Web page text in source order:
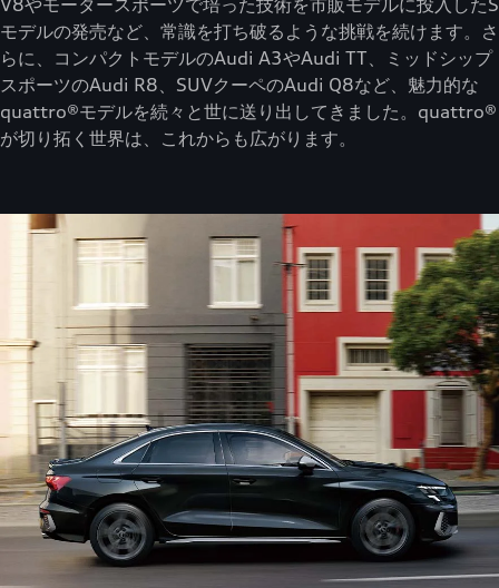
V8やモータースポーツで培った技術を市販モデルに投入したS
モデルの発売など、常識を打ち破るような挑戦を続けます。さ
らに、コンパクトモデルのAudi A3やAudi TT、ミッドシップ
スポーツのAudi R8、SUVクーペのAudi Q8など、魅力的な
quattro®モデルを続々と世に送り出してきました。quattro®
が切り拓く世界は、これからも広がります。